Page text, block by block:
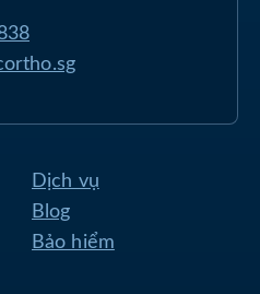
Dịch vụ
Blog
Bảo hiểm